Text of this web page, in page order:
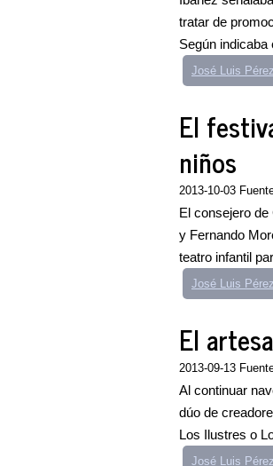
tratar de
Según indicaba
José Luis
El
niños
2013-10-03
El consejero
y Fernando
teatro infantil
José Luis
El
2013-09-13
Al continuar
dúo de
Los Ilustres o
José Luis